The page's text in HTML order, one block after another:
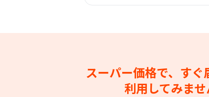
スーパー価格で、すぐ
利用してみませ